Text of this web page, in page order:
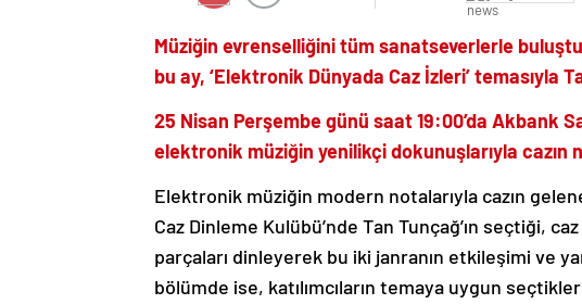
Müziğin evrenselliğini tüm sanatseverlerle
bu ay, ‘Elektronik Dünyada Caz İzleri’ temasıyla
25 Nisan Perşembe günü saat 19:00’da Akbank
elektronik müziğin yenilikçi dokunuşlarıyla cazın
Elektronik müziğin modern notalarıyla cazın
Caz Dinleme Kulübü’nde Tan Tunçağ’ın seçtiği,
parçaları dinleyerek bu iki janranın etkileşimi ve
bölümde ise, katılımcıların temaya uygun